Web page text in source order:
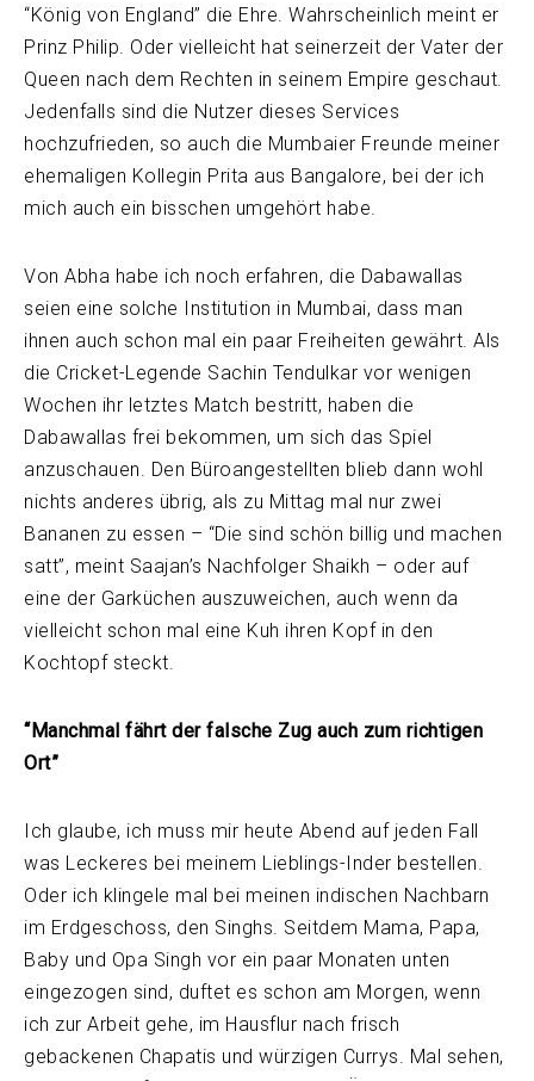
“König von England” die Ehre. Wahrscheinlich meint er
Prinz Philip. Oder vielleicht hat seinerzeit der Vater der
Queen nach dem Rechten in seinem Empire geschaut.
Jedenfalls sind die Nutzer dieses Services
hochzufrieden, so auch die Mumbaier Freunde meiner
ehemaligen Kollegin Prita aus Bangalore, bei der ich
mich auch ein bisschen umgehört habe.
Von Abha habe ich noch erfahren, die Dabawallas
seien eine solche Institution in Mumbai, dass man
ihnen auch schon mal ein paar Freiheiten gewährt. Als
die Cricket-Legende Sachin Tendulkar vor wenigen
Wochen ihr letztes Match bestritt, haben die
Dabawallas frei bekommen, um sich das Spiel
anzuschauen. Den Büroangestellten blieb dann wohl
nichts anderes übrig, als zu Mittag mal nur zwei
Bananen zu essen – “Die sind schön billig und machen
satt”, meint Saajan’s Nachfolger Shaikh – oder auf
eine der Garküchen auszuweichen, auch wenn da
vielleicht schon mal eine Kuh ihren Kopf in den
Kochtopf steckt.
“Manchmal fährt der falsche Zug auch zum richtigen
Ort”
Ich glaube, ich muss mir heute Abend auf jeden Fall
was Leckeres bei meinem Lieblings-Inder bestellen.
Oder ich klingele mal bei meinen indischen Nachbarn
im Erdgeschoss, den Singhs. Seitdem Mama, Papa,
Baby und Opa Singh vor ein paar Monaten unten
eingezogen sind, duftet es schon am Morgen, wenn
ich zur Arbeit gehe, im Hausflur nach frisch
gebackenen Chapatis und würzigen Currys. Mal sehen,